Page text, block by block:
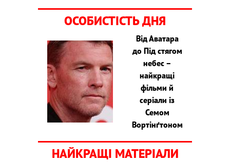
ОСОБИСТІСТЬ ДНЯ
Від Аватара
до Під стягом
небес –
найкращі
фільми й
серіали із
Семом
Вортінґтоном
НАЙКРАЩІ МАТЕРІАЛИ